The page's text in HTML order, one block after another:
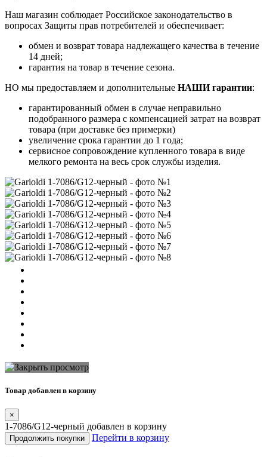
Наш магазин соблюдает Российское законодательство в
вопросах Защиты прав потребителей и обеспечивает:
обмен и возврат товара надлежащего качества в течение
14 дней;
гарантия на товар в течение сезона.
НО мы предоставляем и дополнительные НАШИ гарантии:
гарантированный обмен в случае неправильно
подобранного размера с компенсацией затрат на возврат
товара (при доставке без примерки)
увеличение срока гарантии до 1 года;
сервисное сопровождение купленного товара в виде
мелкого ремонта на весь срок службы изделия.
Товар добавлен в корзину
×
1-7086/G12-черный добавлен в корзину
Продолжить покупки Перейти в корзину